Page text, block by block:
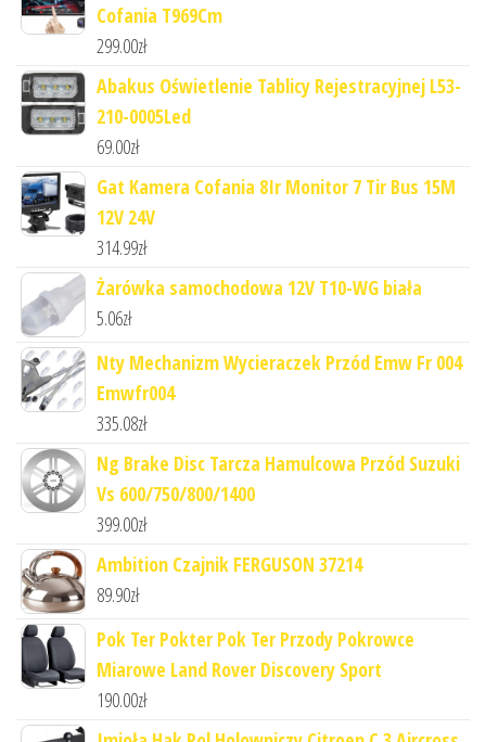
Cofania T969Cm
299.00zł
Abakus Oświetlenie Tablicy Rejestracyjnej L53-
210-0005Led
69.00zł
Gat Kamera Cofania 8Ir Monitor 7 Tir Bus 15M
12V 24V
314.99zł
Żarówka samochodowa 12V T10-WG biała
5.06zł
Nty Mechanizm Wycieraczek Przód Emw Fr 004
Emwfr004
335.08zł
Ng Brake Disc Tarcza Hamulcowa Przód Suzuki
Vs 600/750/800/1400
399.00zł
Ambition Czajnik FERGUSON 37214
89.90zł
Pok Ter Pokter Pok Ter Przody Pokrowce
Miarowe Land Rover Discovery Sport
190.00zł